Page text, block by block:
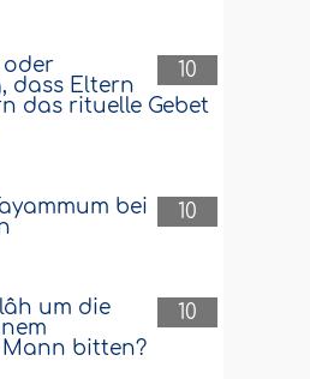
10
oder
dass Eltern
das rituelle Gebet
10
bei
10
um die
bitten?